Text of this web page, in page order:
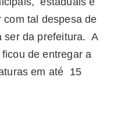
tal despesa de
ser da prefeitura. A
de entregar a
em até 15